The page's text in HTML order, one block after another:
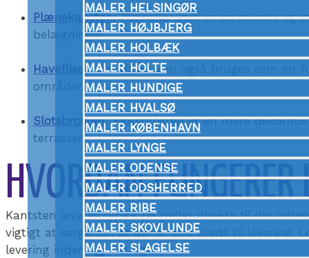
MALER HELSINGØR
MALER HØJBJERG
MALER HOLBÆK
MALER HOLTE
MALER HUNDIGE
MALER HVALSØ
MALER KØBENHAVN
MALER LYNGE
MALER ODENSE
MALER ODSHERRED
MALER RIBE
MALER SKOVLUNDE
MALER SLAGELSE
Plænekansten: Plænekansten er en mindre og
belægninger.
Havefliser: Havefliser kan også bruges som en
områder.
Slotsbrosten: Slotsbrosten er en mere
terrasser.
HVORDAN
Kantsten leveres typisk på paller direkte til din
vigtigt at sørge for, at der er god plads til levering.
levering inden for 1-2 uger.